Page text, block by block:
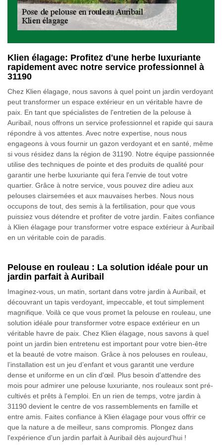
Klien élagage: Profitez d'une herbe luxuriante
rapidement avec notre service professionnel à
31190
Chez Klien élagage, nous savons à quel point un jardin verdoyant
peut transformer un espace extérieur en un véritable havre de
paix. En tant que spécialistes de l'entretien de la pelouse à
Auribail, nous offrons un service professionnel et rapide qui saura
répondre à vos attentes. Avec notre expertise, nous nous
engageons à vous fournir un gazon verdoyant et en santé, même
si vous résidez dans la région de 31190. Notre équipe passionnée
utilise des techniques de pointe et des produits de qualité pour
garantir une herbe luxuriante qui fera l'envie de tout votre
quartier. Grâce à notre service, vous pouvez dire adieu aux
pelouses clairsemées et aux mauvaises herbes. Nous nous
occupons de tout, des semis à la fertilisation, pour que vous
puissiez vous détendre et profiter de votre jardin. Faites confiance
à Klien élagage pour transformer votre espace extérieur à Auribail
en un véritable coin de paradis.
Pelouse en rouleau : La solution idéale pour un
jardin parfait à Auribail
Imaginez-vous, un matin, sortant dans votre jardin à Auribail, et
découvrant un tapis verdoyant, impeccable, et tout simplement
magnifique. Voilà ce que vous promet la pelouse en rouleau, une
solution idéale pour transformer votre espace extérieur en un
véritable havre de paix. Chez Klien élagage, nous savons à quel
point un jardin bien entretenu est important pour votre bien-être
et la beauté de votre maison. Grâce à nos pelouses en rouleau,
l’installation est un jeu d’enfant et vous garantit une verdure
dense et uniforme en un clin d'œil. Plus besoin d'attendre des
mois pour admirer une pelouse luxuriante, nos rouleaux sont pré-
cultivés et prêts à l'emploi. En un rien de temps, votre jardin à
31190 devient le centre de vos rassemblements en famille et
entre amis. Faites confiance à Klien élagage pour vous offrir ce
que la nature a de meilleur, sans compromis. Plongez dans
l'expérience d'un jardin parfait à Auribail dès aujourd'hui !